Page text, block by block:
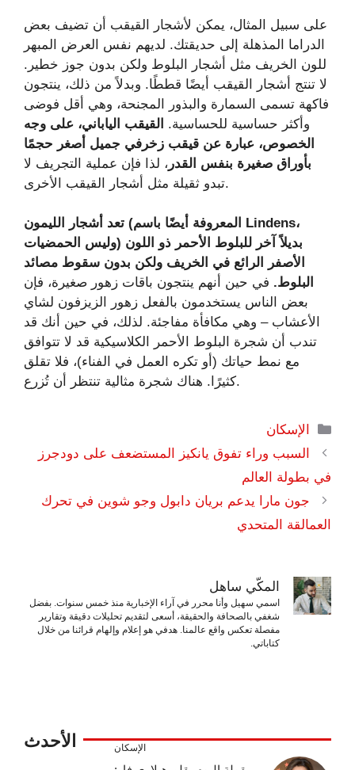
على سبيل المثال، يمكن لأشجار القيقب أن تضيف بعض
الدراما المذهلة إلى حديقتك. لديهم نفس العرض المبهر
للون الخريف مثل أشجار البلوط ولكن بدون جوز خطير.
لا تنتج أشجار القيقب أيضًا قططًا. وبدلاً من ذلك، ينتجون
فاكهة تسمى السمارة والبذور المجنحة، وهي أقل فوضى
وأكثر حساسية للحساسية. القيقب الياباني، على وجه
الخصوص، عبارة عن قيقب زخرفي جميل أصغر حجمًا
بأوراق صغيرة بنفس القدر ، لذا فإن عملية التجريف لا
تبدو ثقيلة مثل أشجار القيقب الأخرى.
تعد أشجار الليمون (المعروفة أيضًا باسم Lindens،
وليس الحمضيات) بديلاً آخر للبلوط الأحمر ذو اللون
الأصفر الرائع في الخريف ولكن بدون سقوط مصائد
البلوط. في حين أنهم ينتجون باقات زهور صغيرة، فإن
بعض الناس يستخدمون بالفعل زهور الزيزفون لشاي
الأعشاب – وهي مكافأة مفاجئة. لذلك، في حين أنك قد
تندب أن شجرة البلوط الأحمر الكلاسيكية قد لا تتوافق
مع نمط حياتك (أو تكره العمل في الفناء)، فلا تقلق
كثيرًا. هناك شجرة مثالية تنتظر أن تُزرع.
التصنيفات
الإسكان
السبب وراء تفوق يانكيز المستضعف على دودجرز
في بطولة العالم
جون مارا يدعم بريان دابول وجو شوين في تحرك
العمالقة المتحدي
المكّي ساهل
اسمي سهيل وأنا محرر في آراء الإخبارية منذ خمس سنوات. بفضل
شغفي بالصحافة والحقيقة، أسعى لتقديم تحليلات دقيقة وتقارير
مفصلة تعكس واقع عالمنا. هدفي هو إعلام وإلهام قرائنا من خلال
كتاباتي.
الأحدث الإسكان